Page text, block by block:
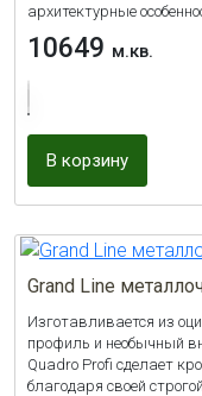
архитектурные
10649 м.кв.
В корзину
Grand Line
Изготавливается из
профиль и необычный
Quadro Profi сделает
благодаря своей